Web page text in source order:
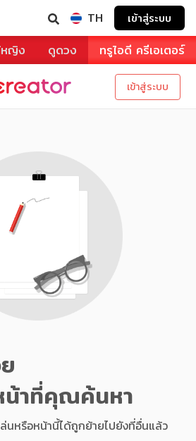
TH เข้าสู่ระบบ
ญิง ดูดวง ทรูไอดี ครีเอเตอร์
เข้าสู่ระบบ
น้าที่คุณค้นหา
หรือหน้านี้ได้ถูกย้ายไปยังที่อื่นแล้ว